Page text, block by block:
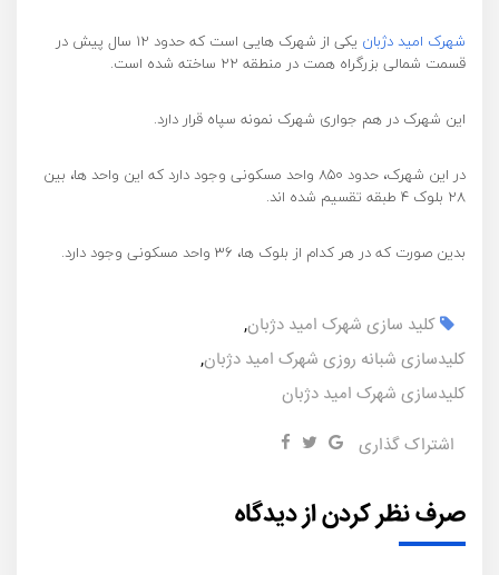
شهرک امید دژبان
یکی از شهرک هایی است که حدود ۱۲ سال پیش در
قسمت شمالی بزرگراه همت در منطقه ۲۲ ساخته شده است.
این شهرک در هم جواری شهرک نمونه سپاه قرار دارد.
در این شهرک، حدود ۸۵۰ واحد مسکونی وجود دارد که این واحد ها، بین
۲۸ بلوک ۴ طبقه تقسیم شده اند.
بدین صورت که در هر کدام از بلوک ها، ۳۶ واحد مسکونی وجود دارد.
کلید سازی شهرک امید دژبان,
کلیدسازی شبانه روزی شهرک امید دژبان,
کلیدسازی شهرک امید دژبان
اشتراک گذاری
صرف نظر کردن از دیدگاه